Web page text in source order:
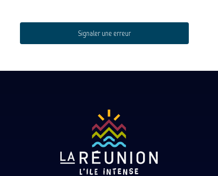
Signaler une erreur